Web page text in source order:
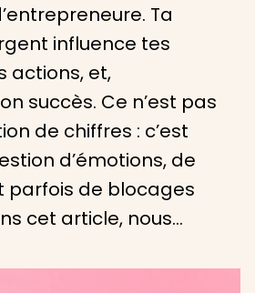
Ta
influence tes
actions, et,
succès. Ce n’est pas
de chiffres : c’est
d’émotions, de
parfois de blocages
cet article, nous…